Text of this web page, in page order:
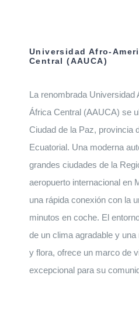
Universidad Afro-
Central (AAUCA)
La renombrada Universidad
África Central (AAUCA) se
Ciudad de la Paz, provincia
Ecuatorial. Una moderna
grandes ciudades de la
aeropuerto internacional en
una rápida conexión con la
minutos en coche. El
de un clima agradable y
y flora, ofrece un marco de
excepcional para su